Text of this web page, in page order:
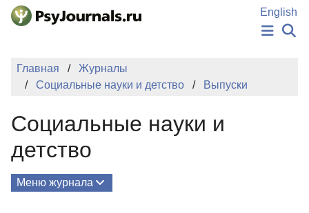
Перейти к основному содержанию
English
НОВОСТИ
АВТОРЫ
БАЗА ЗНАНИЙ
КЛЮЧЕВЫЕ СЛОВА
Регистрация
Главная
Журналы
Социальные науки и детство
Выпуски
Социальные науки и
детство
Меню журнала